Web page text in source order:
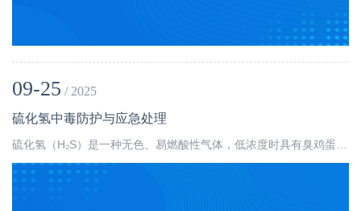
09-25 / 2025
硫化氢中毒防护与应急处理